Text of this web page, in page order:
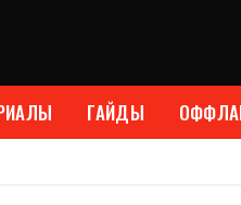
ГАЙДЫ